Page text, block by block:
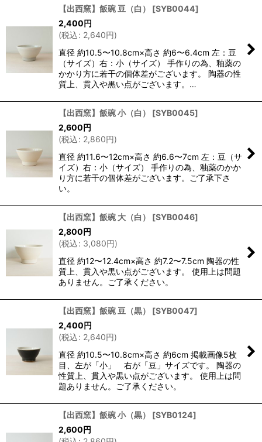
【出西窯】飯碗 豆（白） [SYB0044]
2,400円
(税込: 2,640円)
直径 約10.5〜10.8cm×高さ 約6〜6.4cm 左：豆
（サイズ）右：小（サイズ） 手作りの為、釉薬の
かかり方に若干の個体差がございます。 陶器の性
質上、貫入や黒い点がございます。…
【出西窯】飯碗 小（白） [SYB0045]
2,600円
(税込: 2,860円)
直径 約11.6〜12cm×高さ 約6.6〜7cm 左：豆（サ
イズ）右：小（サイズ） 手作りの為、釉薬のかか
り方に若干の個体差がございます。ご了承下さ
い。
【出西窯】飯碗 大（白） [SYB0046]
2,800円
(税込: 3,080円)
直径 約12〜12.4cm×高さ 約7.2〜7.5cm 陶器の性
質上、貫入や黒い点がございます。 使用上は問題
ありません。ご了承ください。
【出西窯】飯碗 豆（黒） [SYB0047]
2,400円
(税込: 2,640円)
直径 約10.5〜10.8cm×高さ 約6cm 掲載画像5枚
目、左が「小」 右が「豆」サイズです。 陶器の
性質上、貫入や黒い点がございます。 使用上は問
題ありません。ご了承ください。
【出西窯】飯碗 小（黒） [SYB0124]
2,600円